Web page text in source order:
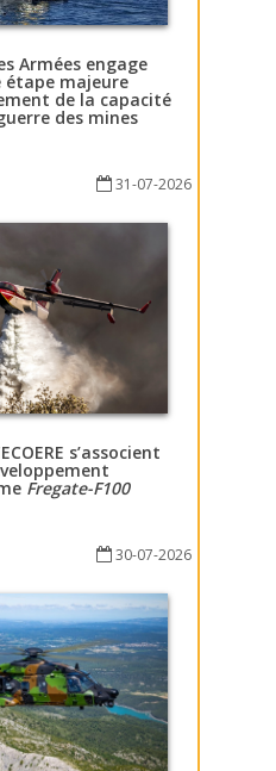
Armées engage
étape majeure
de la capacité
des mines
31-07-2026
s’associent
Fregate-F100
30-07-2026